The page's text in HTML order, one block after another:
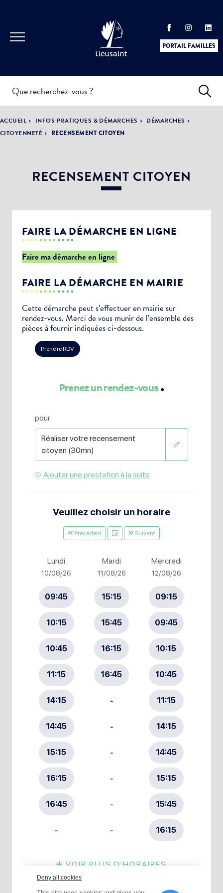
PORTAIL FAMILLES
PRATIQUES &
DÉMARCHES
ACTUALITÉS &
ÉVÈNEMENTS
LA VILLE
DÉMOCRATIE
PARTICIPATIVE
ACCUEIL INFOS PRATIQUES & DÉMARCHES
DÉMARCHES
CITOYENNETÉ
RECENSEMENT CITOYEN
RECENSEMENT CITOYEN
FAIRE LA DÉMARCHE EN LIGNE
Faire ma démarche en ligne
FAIRE LA DÉMARCHE EN MAIRIE
Cette démarche peut s’effectuer en mairie sur
rendez-vous. Merci de vous munir de l’ensemble des
pièces à fournir indiquées ci-dessous.